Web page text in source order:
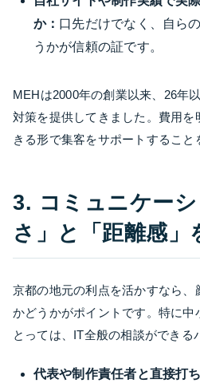
か： 口先だけでなく、自ら
うかが信頼の証です。
MEHは2000年の創業以来、26年
対策を提供してきました。費用
きる形で集客をサポートすること
3. コミュニケー
さ」と「距離感」
京都の地元の利点を活かすなら、
かどうかがポイントです。特に中
とっては、IT全般の相談ができる
代表や制作責任者と直接打